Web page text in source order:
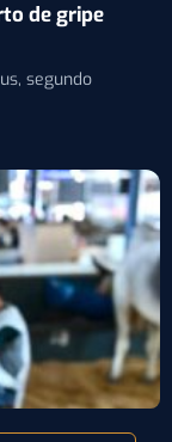
de gripe
segundo